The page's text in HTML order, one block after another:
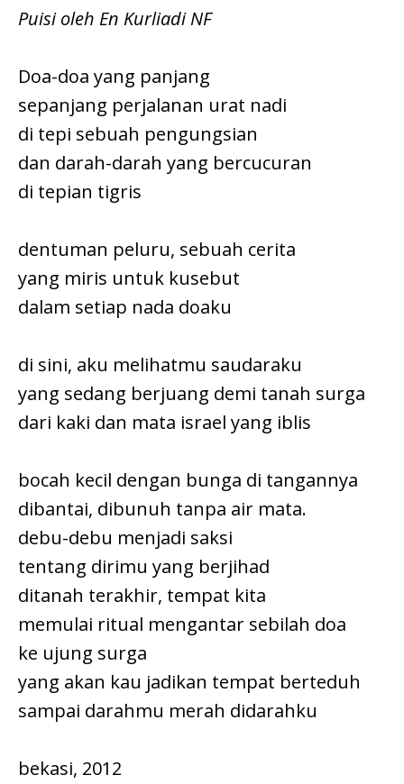
Puisi oleh En Kurliadi NF
Doa-doa yang panjang
sepanjang perjalanan urat nadi
di tepi sebuah pengungsian
dan darah-darah yang bercucuran
di tepian tigris
dentuman peluru, sebuah cerita
yang miris untuk kusebut
dalam setiap nada doaku
di sini, aku melihatmu saudaraku
yang sedang berjuang demi tanah surga
dari kaki dan mata israel yang iblis
bocah kecil dengan bunga di tangannya
dibantai, dibunuh tanpa air mata.
debu-debu menjadi saksi
tentang dirimu yang berjihad
ditanah terakhir, tempat kita
memulai ritual mengantar sebilah doa
ke ujung surga
yang akan kau jadikan tempat berteduh
sampai darahmu merah didarahku
bekasi, 2012